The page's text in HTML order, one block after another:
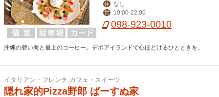
休
なし
営 10:00-22:00
098-923-0010
沖縄の碧い海と最上のコーヒー。デポアイランドで心ほどけるひとときを。
イタリアン・フレンチ カフェ・スイーツ
隠れ家的Pizza野郎 ばーすぬ家